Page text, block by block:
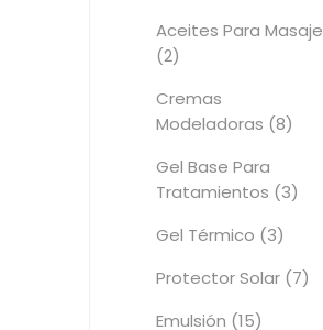
Aceites Para Masaje
(2)
Cremas
Modeladoras (8)
Gel Base Para
Tratamientos (3)
Gel Térmico (3)
Protector Solar (7)
Emulsión (15)